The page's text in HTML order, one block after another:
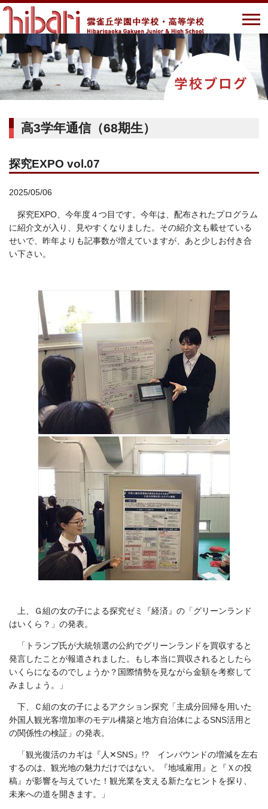
高3学年通信（68期生）
探究EXPO vol.07
2025/05/06
探究EXPO、今年度４つ目です。今年は、配布されたプログラム
に紹介文が入り、見やすくなりました。その紹介文も載せている
せいで、昨年よりも記事数が増えていますが、あと少しお付き合
い下さい。
上、Ｇ組の女の子による探究ゼミ『経済』の「グリーンランド
はいくら？」の発表。
「トランプ氏が大統領選の公約でグリーンランドを買収すると
発言したことが報道されました。もし本当に買収されるとしたら
いくらになるのでしょうか？国際情勢を見ながら金額を考察して
みましょう。」
下、Ｃ組の女の子によるアクション探究「主成分回帰を用いた
外国人観光客増加率のモデル構築と地方自治体によるSNS活用と
の関係性の検証」の発表。
「観光復活のカギは『人✕SNS』!? インバウンドの増減を左右
するのは、観光地の魅力だけではない。『地域雇用』と『Ｘの投
稿』が影響を与えていた！観光業を支える新たなヒントを探り、
未来への道を開きます。」